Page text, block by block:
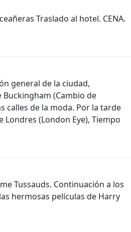
Traslado al hotel. CENA.
general de la ciudad,
Buckingham (Cambio de
calles de la moda. Por la tarde
Londres (London Eye), Tiempo
Tussauds. Continuación a los
hermosas películas de Harry